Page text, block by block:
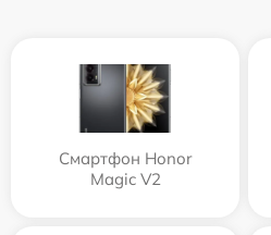
Смартфон Honor
Magic V2